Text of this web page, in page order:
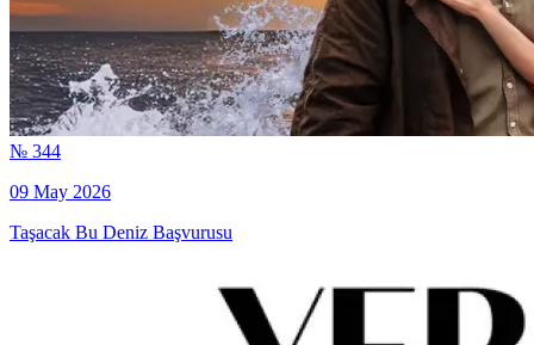
№ 344
09 May 2026
Taşacak Bu Deniz Başvurusu